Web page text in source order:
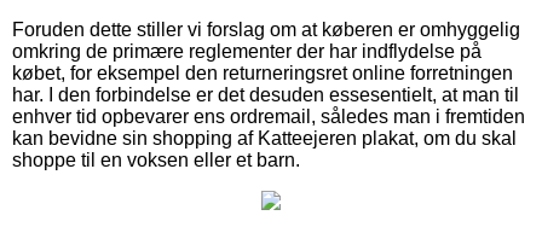
Foruden dette stiller vi forslag om at køberen er omhyggelig
omkring de primære reglementer der har indflydelse på
købet, for eksempel den returneringsret online forretningen
har. I den forbindelse er det desuden essesentielt, at man til
enhver tid opbevarer ens ordremail, således man i fremtiden
kan bevidne sin shopping af Katteejeren plakat, om du skal
shoppe til en voksen eller et barn.